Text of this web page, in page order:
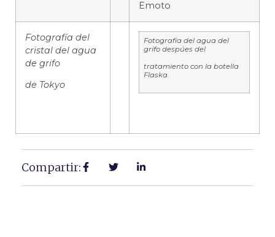
Fotografía del
cristal del agua
de grifo
de Tokyo
Fotografía del agua del
grifo despúes del
tratamiento con la botella
Flaska.
Compartir: